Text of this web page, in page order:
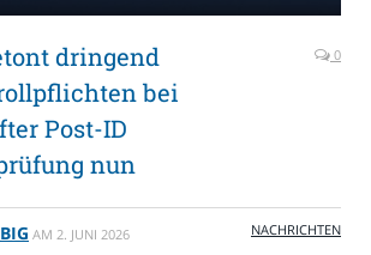
dringend
bei
Post-ID
nun
0
AM 2. JUNI 2026 NACHRICHTEN